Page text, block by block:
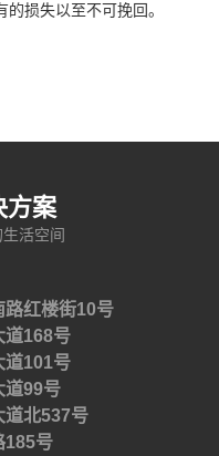
损失以至不可挽回。
方案
活空间
路红楼街10号
道168号
道101号
道99号
道北537号
185号